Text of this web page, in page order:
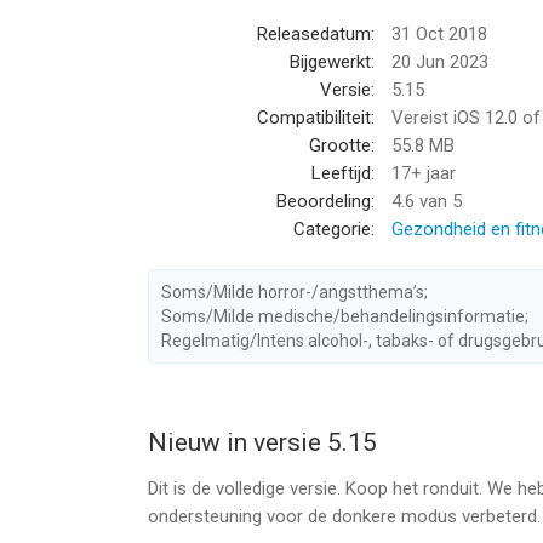
Dagelijks een motiverende boodschap
Koolmonoxideniveau in je bloed
Toegenomen levensverwachting weergave
Hoelang je al niet rookt
Hoeveel sigaretten je NIET hebt gerookt
Je risico op een hartaanval nu vergeleken met
Je risico op longkanker nu vergeleken met het
Hoeveel geld bespaard
Verwachte verbetering van de bloedcirculatie
Verwachte verbeterde longfuncties
Lijst met dodelijke slachtoffers sinds je bent
Tabellen die elke seconde worden bijgewerkt,
Universele App ontworpen voor iPhone, iPad en
--
Releasedatum:
31 Oct 2018
Bijgewerkt:
20 Jun 2023
Versie:
5.15
Compatibiliteit:
Vereist iOS 12.0
Grootte:
55.8 MB
Leeftijd:
17+ jaar
Beoordeling:
4.6 van 5
Categorie:
Gezondheid en
Soms/Milde horror-/angstthema’s;
Soms/Milde medische/behandelingsinformatie;
Regelmatig/Intens alcohol-, tabaks- of
Nieuw in versie 5.15
Dit is de volledige versie. Koop het ronduit. We
ondersteuning voor de donkere modus verbeterd.